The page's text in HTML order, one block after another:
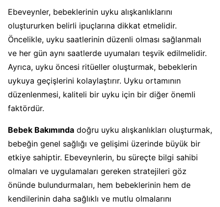
Ebeveynler, bebeklerinin uyku alışkanlıklarını
oluştururken belirli ipuçlarına dikkat etmelidir.
Öncelikle, uyku saatlerinin düzenli olması sağlanmalı
ve her gün aynı saatlerde uyumaları teşvik edilmelidir.
Ayrıca, uyku öncesi ritüeller oluşturmak, bebeklerin
uykuya geçişlerini kolaylaştırır. Uyku ortamının
düzenlenmesi, kaliteli bir uyku için bir diğer önemli
faktördür.
Bebek Bakımında doğru uyku alışkanlıkları oluşturmak,
bebeğin genel sağlığı ve gelişimi üzerinde büyük bir
etkiye sahiptir. Ebeveynlerin, bu süreçte bilgi sahibi
olmaları ve uygulamaları gereken stratejileri göz
önünde bulundurmaları, hem bebeklerinin hem de
kendilerinin daha sağlıklı ve mutlu olmalarını